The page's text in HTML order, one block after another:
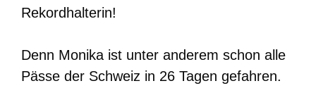
Rekordhalterin!
Denn Monika ist unter anderem schon alle
Pässe der Schweiz in 26 Tagen gefahren.